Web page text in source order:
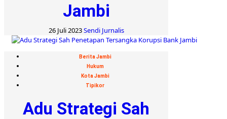
Jambi
26 Juli 2023Sendi Jurnalis
Berita Jambi
Hukum
Kota Jambi
Tipikor
Adu Strategi Sah